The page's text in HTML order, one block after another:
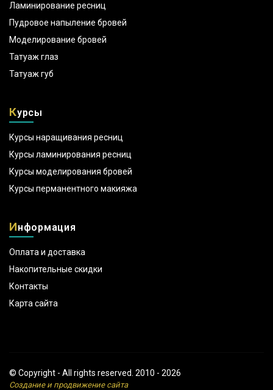
Ламинирование ресниц
Пудровое напыление бровей
Моделирование бровей
Татуаж глаз
Татуаж губ
Курсы
Курсы наращивания ресниц
Курсы ламинирования ресниц
Курсы моделирования бровей
Курсы перманентного макияжа
Информация
Оплата и доставка
Накопительные скидки
Контакты
Карта сайта
© Copyright - All rights reserved. 2010 - 2026
Создание и продвижение сайта